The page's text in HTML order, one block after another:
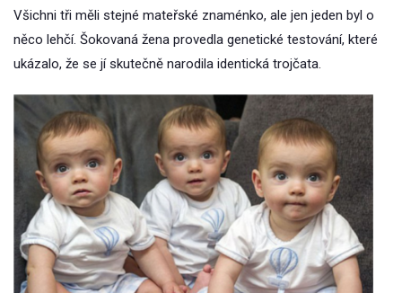
Všichni tři měli stejné mateřské znaménko, ale jen jeden byl o
něco lehčí. Šokovaná žena provedla genetické testování, které
ukázalo, že se jí skutečně narodila identická trojčata.